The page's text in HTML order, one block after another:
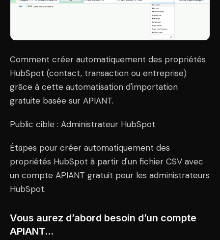
Comment créer automatiquement des propriétés
HubSpot (contact, transaction ou entreprise)
grâce à cette automatisation d'importation
gratuite basée sur APIANT.
Public cible : Administrateur HubSpot
Étapes pour créer automatiquement des
propriétés HubSpot à partir d'un fichier CSV avec
un compte APIANT gratuit pour les administrateurs
HubSpot.
Vous aurez d’abord besoin d’un compte
APIANT…